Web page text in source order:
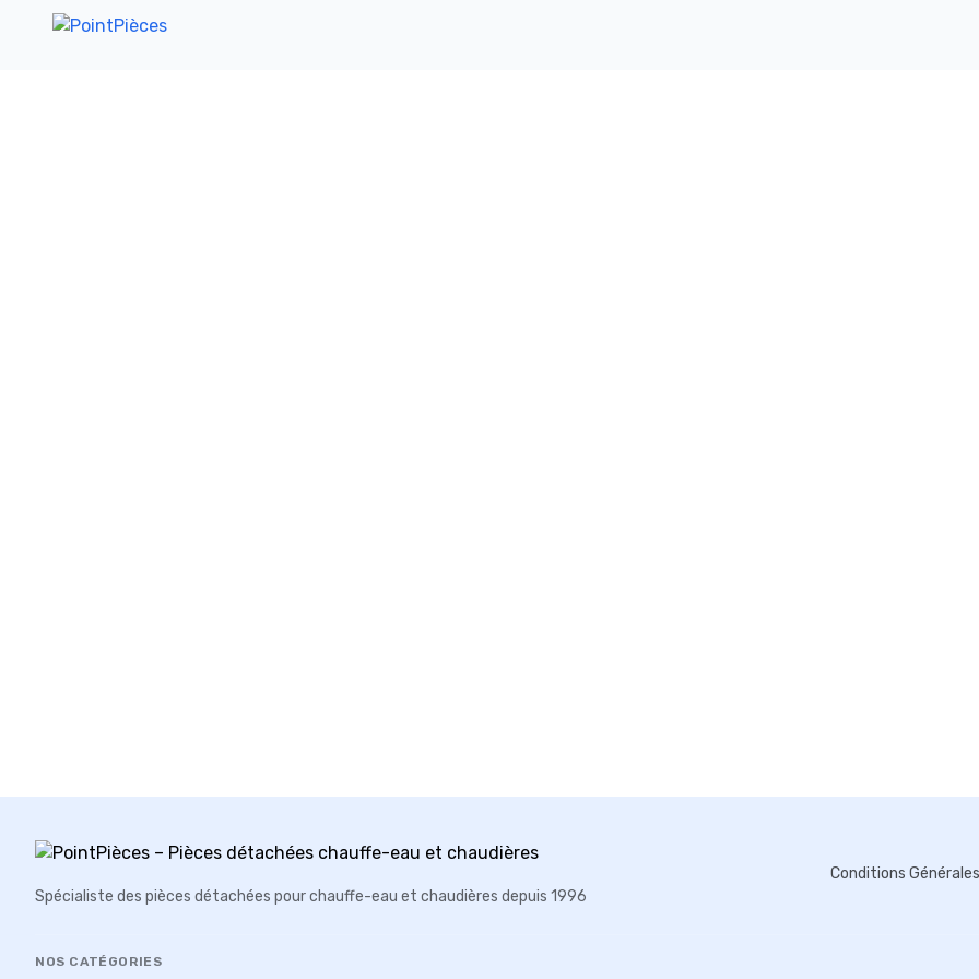
Spécialiste des pièces détachées pour chauffe-eau et chaudières depuis 1996
Conditions
NOS CATÉGORIES